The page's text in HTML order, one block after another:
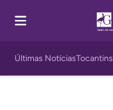
Últimas NotíciasTocantins